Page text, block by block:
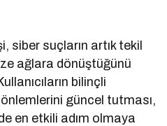
siber suçların artık tekil
ağlara dönüştüğünü
bilinçli
güncel tutması,
en etkili adım olmaya